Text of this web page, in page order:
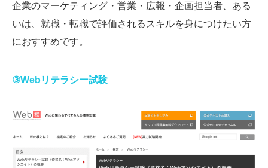
企業のマーケティング・営業・広報・企画担当者、ある
いは、就職・転職で評価されるスキルを身につけたい方
におすすめです。
③Webリテラシー試験